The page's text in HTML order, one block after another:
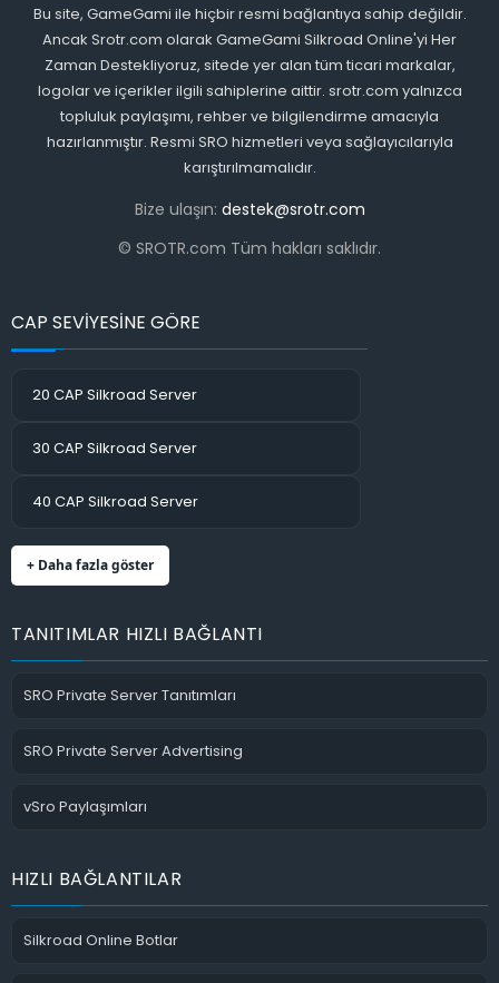
Bu site, GameGami ile hiçbir resmi bağlantıya sahip değildir.
Ancak Srotr.com olarak GameGami Silkroad Online'yi Her
Zaman Destekliyoruz, sitede yer alan tüm ticari markalar,
logolar ve içerikler ilgili sahiplerine aittir. srotr.com yalnızca
topluluk paylaşımı, rehber ve bilgilendirme amacıyla
hazırlanmıştır. Resmi SRO hizmetleri veya sağlayıcılarıyla
karıştırılmamalıdır.
Bize ulaşın: destek@srotr.com
© SROTR.com Tüm hakları saklıdır.
CAP SEVİYESİNE GÖRE
20 CAP Silkroad Server
30 CAP Silkroad Server
40 CAP Silkroad Server
+ Daha fazla göster
TANITIMLAR HIZLI BAĞLANTI
SRO Private Server Tanıtımları
SRO Private Server Advertising
vSro Paylaşımları
HIZLI BAĞLANTILAR
Silkroad Online Botlar